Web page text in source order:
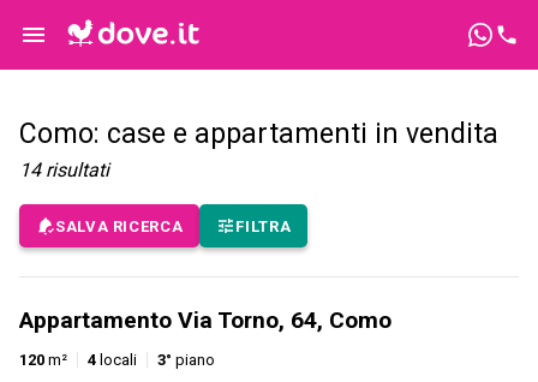
Como: case e appartamenti in vendita
14 risultati
SALVA RICERCA FILTRA
Appartamento Via Torno, 64, Como
120 m² 4 locali 3° piano